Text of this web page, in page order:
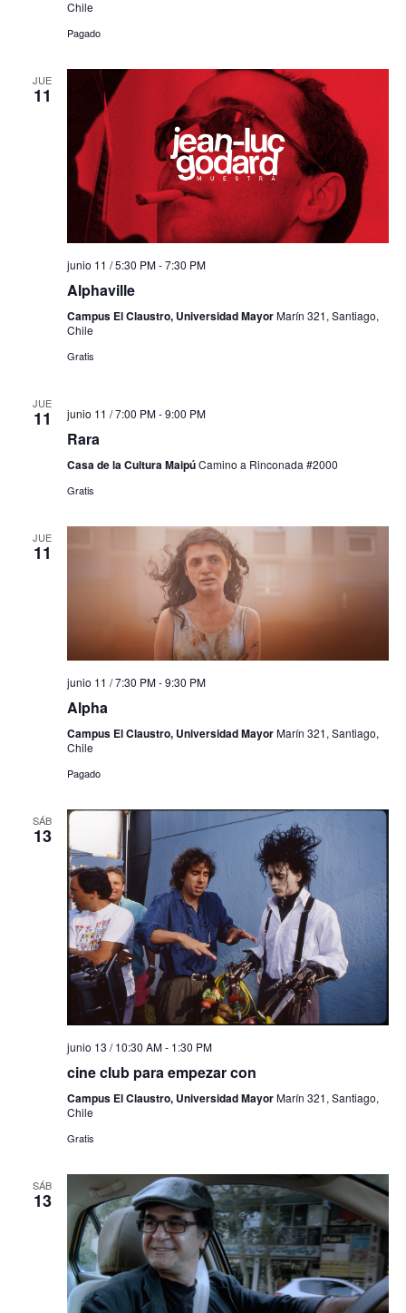
Chile
Pagado
JUE
11
junio 11 / 5:30 PM-7:30 PM
Alphaville
Campus El Claustro, Universidad MayorMarín 321, Santiago,
Chile
Gratis
JUE
11 junio 11 / 7:00 PM-9:00 PM
Rara
Casa de la Cultura MaipúCamino a Rinconada #2000
Gratis
JUE
11
junio 11 / 7:30 PM-9:30 PM
Alpha
Campus El Claustro, Universidad MayorMarín 321, Santiago,
Chile
Pagado
SÁB
13
junio 13 / 10:30 AM- 1:30 PM
cine club para empezar con
Campus El Claustro, Universidad MayorMarín 321, Santiago,
Chile
Gratis
SÁB
13